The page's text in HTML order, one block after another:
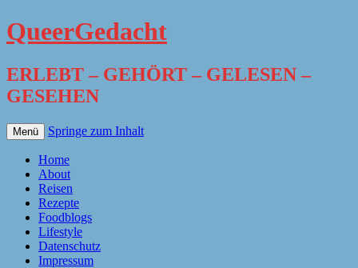
QueerGedacht
ERLEBT – GEHÖRT – GELESEN –
GESEHEN
Menü Springe zum Inhalt
Home
About
Reisen
Rezepte
Foodblogs
Lifestyle
Datenschutz
Impressum